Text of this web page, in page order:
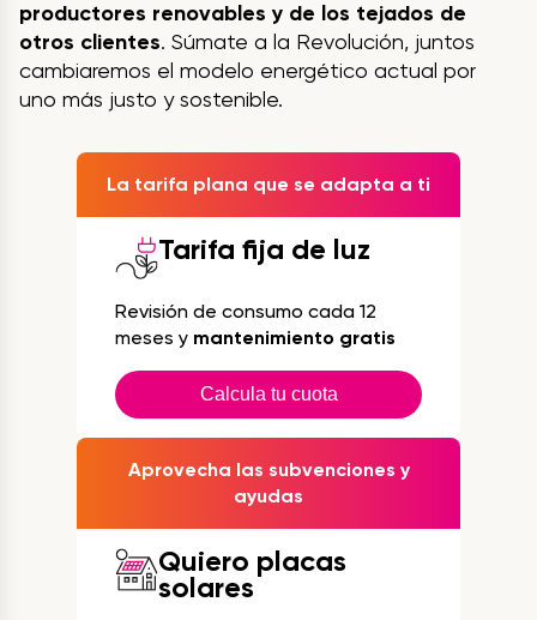
productores renovables y de los tejados de
otros clientes. Súmate a la Revolución, juntos
cambiaremos el modelo energético actual por
uno más justo y sostenible.
La tarifa plana que se adapta a ti
Tarifa fija de luz
Revisión de consumo cada 12
meses y mantenimiento gratis
Calcula tu cuota
Aprovecha las subvenciones y
ayudas
Quiero placas
solares